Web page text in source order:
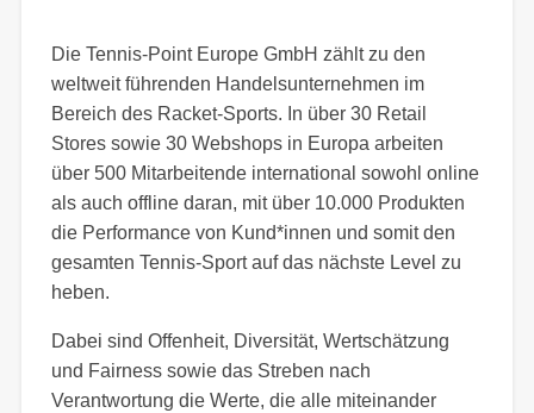
Die Tennis-Point Europe GmbH zählt zu den
weltweit führenden Handelsunternehmen im
Bereich des Racket-Sports. In über 30 Retail
Stores sowie 30 Webshops in Europa arbeiten
über 500 Mitarbeitende international sowohl online
als auch offline daran, mit über 10.000 Produkten
die Performance von Kund*innen und somit den
gesamten Tennis-Sport auf das nächste Level zu
heben.
Dabei sind Offenheit, Diversität, Wertschätzung
und Fairness sowie das Streben nach
Verantwortung die Werte, die alle miteinander